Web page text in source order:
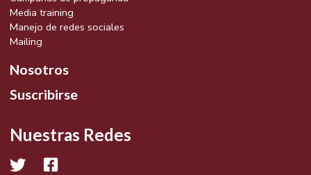
Media training
Manejo de redes sociales
Mailing
Nosotros
Suscribirse
Nuestras Redes